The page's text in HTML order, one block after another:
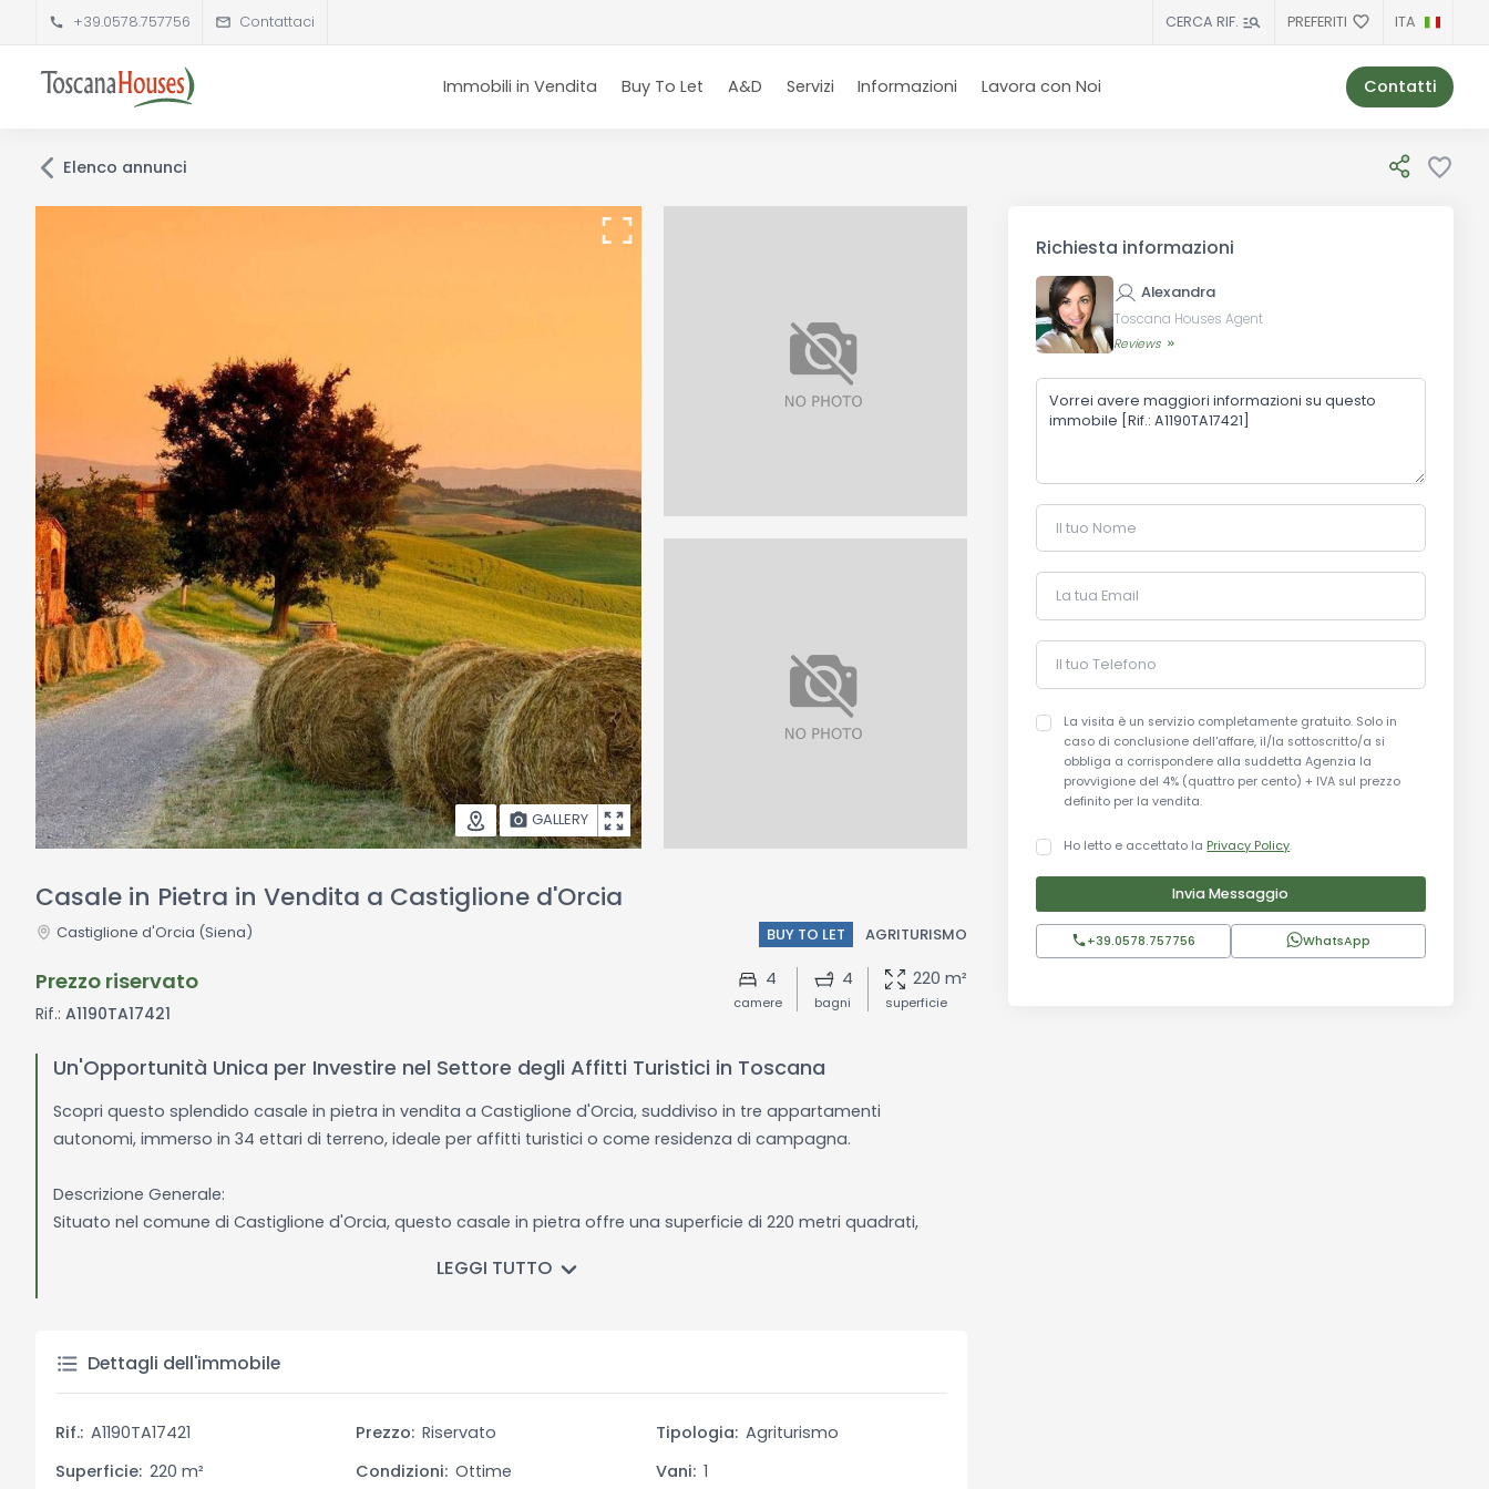
+39.0578.757756 Contattaci CERCA RIF. PREFERITI ITA
Immobili in Vendita Buy To Let A&D Servizi Informazioni Lavora con Noi Contatti
Elenco annunci
GALLERY
Casale in Pietra in Vendita a Castiglione d'Orcia
Castiglione d'Orcia (Siena) BUY TO LET AGRITURISMO
Prezzo riservato
Rif.: A1190TA17421
4
camere
4
bagni
220 m²
superficie
Un'Opportunità Unica per Investire nel Settore degli Affitti Turistici in Toscana
Scopri questo splendido casale in pietra in vendita a Castiglione d'Orcia, suddiviso in tre appartamenti
autonomi, immerso in 34 ettari di terreno, ideale per affitti turistici o come residenza di campagna.
Descrizione Generale:
Situato nel comune di Castiglione d'Orcia, questo casale in pietra offre una superficie di 220 metri quadrati,
ingresso, una cucina, un soggiorno, una camera da letto e un bagno. Nella proprietà sono presenti anche delle
L'accesso alla proprietà avviene tramite una strada bianca privata, garantendo privacy e tranquillità. La
proprietà include anche un annesso, che può essere utilizzato per vari scopi come magazzino o sala hobby, e un
terreno, ideale per rinfrescarsi durante l'estate e godersi il clima mediterraneo.
LEGGI TUTTO
Dettagli dell'immobile
Rif.: A1190TA17421 Prezzo: Riservato Tipologia: Agriturismo
Superficie: 220 m² Condizioni: Ottime Vani: 1
Richiesta informazioni
Alexandra
Toscana Houses Agent
Reviews
Il tuo Nome
La tua Email
Il tuo Telefono
La visita è un servizio completamente gratuito. Solo in
caso di conclusione dell'affare, il/la sottoscritto/a si
obbliga a corrispondere alla suddetta Agenzia la
provvigione del 4% (quattro per cento) + IVA sul prezzo
definito per la vendita.
Ho letto e accettato la Privacy Policy.
Invia Messaggio
+39.0578.757756 WhatsApp